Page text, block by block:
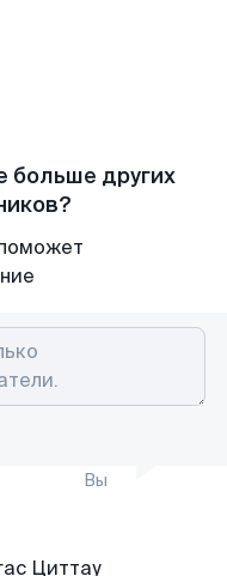
больше других
Вы